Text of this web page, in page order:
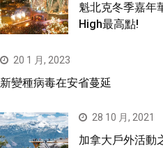
魁北克冬季嘉年
High最高點!
20 1 月, 2023
新變種病毒在安省蔓延
28 10 月, 2021
加拿大戶外活動